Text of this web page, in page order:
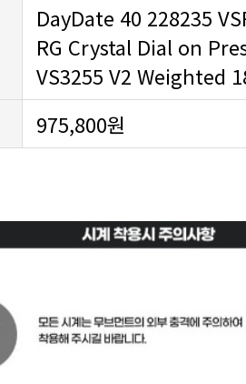
VS3255 V2 Weighted
975,800원